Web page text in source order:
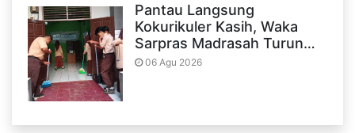
Pantau Langsung
Kokurikuler Kasih, Waka
Sarpras Madrasah Turun…
06 Agu 2026